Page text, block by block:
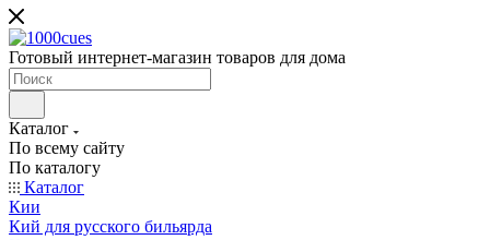
Готовый интернет-магазин товаров для дома
Каталог
По всему сайту
По каталогу
Каталог
Кии
Кий для русского бильярда